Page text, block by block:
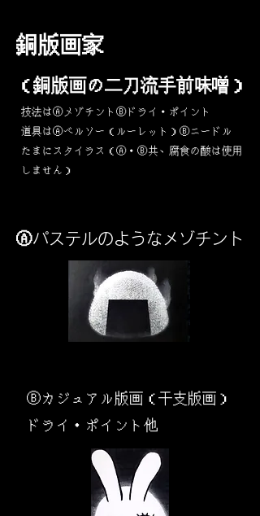
​銅版画家
​（銅版画の二刀流手前味噌）
​技法はⒶメゾチントⒷドライ・ポイント
道具はⒶベルソー（ルーレット）Ⓑニードル
​たまにスタイラス（Ⓐ・Ⓑ共、腐食の酸は使用
しません）
Ⓐパステルのようなメゾチント
​Ⓑカジュアル版画（干支版画）
ドライ・ポイント他